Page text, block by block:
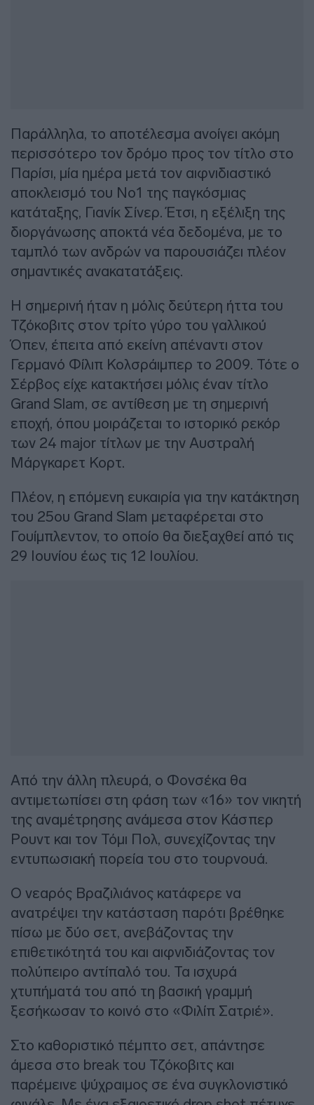
Παράλληλα, το αποτέλεσμα ανοίγει ακόμη
περισσότερο τον δρόμο προς τον τίτλο στο
Παρίσι, μία ημέρα μετά τον αιφνιδιαστικό
αποκλεισμό του Νο1 της παγκόσμιας
κατάταξης, Γιανίκ Σίνερ. Έτσι, η εξέλιξη της
διοργάνωσης αποκτά νέα δεδομένα, με το
ταμπλό των ανδρών να παρουσιάζει πλέον
σημαντικές ανακατατάξεις.
Η σημερινή ήταν η μόλις δεύτερη ήττα του
Τζόκοβιτς στον τρίτο γύρο του γαλλικού
Όπεν, έπειτα από εκείνη απέναντι στον
Γερμανό Φίλιπ Κολσράιμπερ το 2009. Τότε ο
Σέρβος είχε κατακτήσει μόλις έναν τίτλο
Grand Slam, σε αντίθεση με τη σημερινή
εποχή, όπου μοιράζεται το ιστορικό ρεκόρ
των 24 major τίτλων με την Αυστραλή
Μάργκαρετ Κορτ.
Πλέον, η επόμενη ευκαιρία για την κατάκτηση
του 25ου Grand Slam μεταφέρεται στο
Γουίμπλεντον, το οποίο θα διεξαχθεί από τις
29 Ιουνίου έως τις 12 Ιουλίου.
Από την άλλη πλευρά, ο Φονσέκα θα
αντιμετωπίσει στη φάση των «16» τον νικητή
της αναμέτρησης ανάμεσα στον Κάσπερ
Ρουντ και τον Τόμι Πολ, συνεχίζοντας την
εντυπωσιακή πορεία του στο τουρνουά.
Ο νεαρός Βραζιλιάνος κατάφερε να
ανατρέψει την κατάσταση παρότι βρέθηκε
πίσω με δύο σετ, ανεβάζοντας την
επιθετικότητά του και αιφνιδιάζοντας τον
πολύπειρο αντίπαλό του. Τα ισχυρά
χτυπήματά του από τη βασική γραμμή
ξεσήκωσαν το κοινό στο «Φιλίπ Σατριέ».
Στο καθοριστικό πέμπτο σετ, απάντησε
άμεσα στο break του Τζόκοβιτς και
παρέμεινε ψύχραιμος σε ένα συγκλονιστικό